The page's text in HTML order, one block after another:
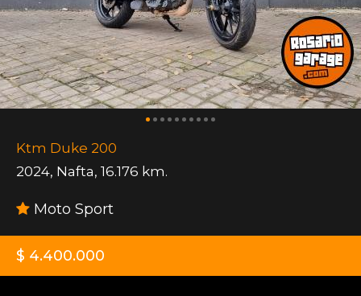
Ktm Duke 200
2024, Nafta, 16.176 km.
Moto Sport
$ 4.400.000